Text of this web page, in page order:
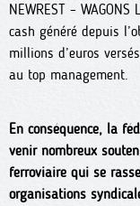
NEWREST –
cash généré depuis
millions d’euros
au top management.
En conséquence, la
venir nombreux
ferroviaire qui se
organisations